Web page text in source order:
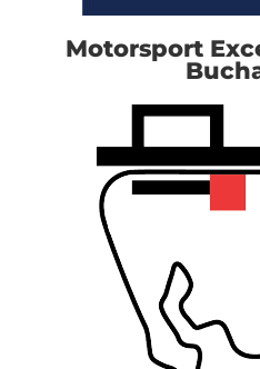
Motorsport